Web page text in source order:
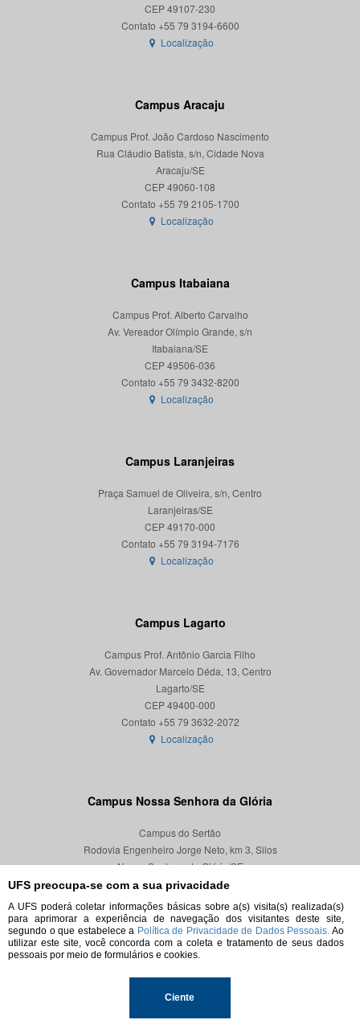
UFS preocupa-se com a sua privacidade
A UFS poderá coletar informações básicas sobre a(s) visita(s) realizada(s)
para aprimorar a experiência de navegação dos visitantes deste site,
segundo o que estabelece a Política de Privacidade de Dados Pessoais. Ao
utilizar este site, você concorda com a coleta e tratamento de seus dados
pessoais por meio de formulários e cookies.
Ciente
CEP 49107-230
Localização
Campus Aracaju
Campus Prof. João Cardoso Nascimento
Rua Cláudio Batista, s/n, Cidade Nova
Aracaju/SE
CEP 49060-108
Localização
Campus Itabaiana
Campus Prof. Alberto Carvalho
Av. Vereador Olímpio Grande, s/n
Itabaiana/SE
CEP 49506-036
Localização
Campus Laranjeiras
Praça Samuel de Oliveira, s/n, Centro
Laranjeiras/SE
CEP 49170-000
Localização
Campus Lagarto
Campus Prof. Antônio Garcia Filho
Av. Governador Marcelo Déda, 13, Centro
Lagarto/SE
CEP 49400-000
Localização
Campus Nossa Senhora da Glória
Campus do Sertão
Rodovia Engenheiro Jorge Neto, km 3, Silos
Nossa Senhora da Glória/SE
CEP 49680-000
Localização
© 2026. Todos os direitos reservados.
Universidade Federal de Sergipe.